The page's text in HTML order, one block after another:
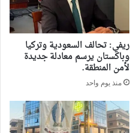
ريفي: تحالف السعودية وتركيا
وباكستان يرسم معادلة جديدة
لأمن المنطقة.
منذ يوم واحد